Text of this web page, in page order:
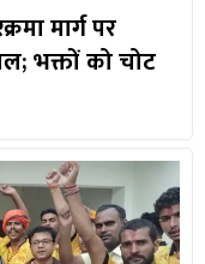
मार्ग पर
भक्तों को चोट